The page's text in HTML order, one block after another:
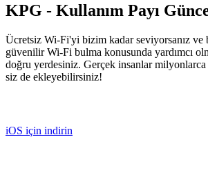
KPG - Kullanım Payı
Ücretsiz Wi-Fi'yi bizim kadar seviyorsanız ve
güvenilir Wi-Fi bulma konusunda yardımcı
doğru yerdesiniz. Gerçek insanlar
siz de ekleyebilirsiniz!
iOS için indirin